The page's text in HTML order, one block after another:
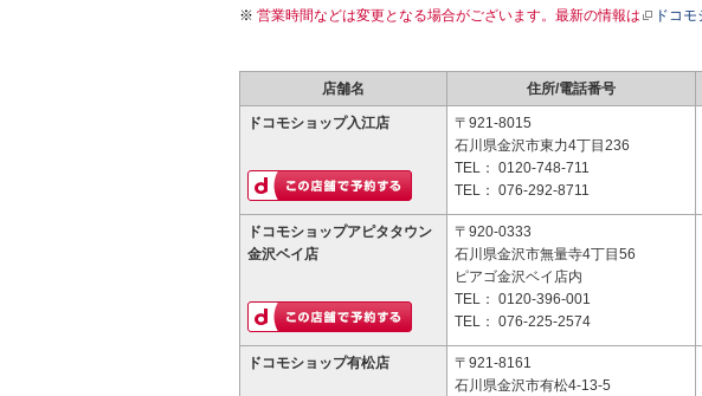
営業時間などは変更となる場合がございます。最新の情報は ドコ
店舗名 住所/電話番号
ドコモショップ入江店
〒921-8015
石川県金沢市東力4丁目236
TEL： 0120-748-711
TEL： 076-292-8711
ドコモショップアピタタウン
金沢ベイ店
〒920-0333
石川県金沢市無量寺4丁目56
ピアゴ金沢ベイ店内
TEL： 0120-396-001
TEL： 076-225-2574
ドコモショップ有松店
〒921-8161
石川県金沢市有松4-13-5